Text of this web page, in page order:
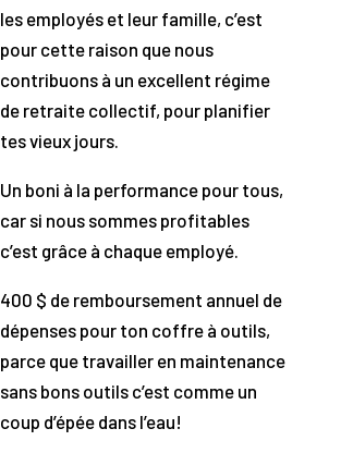
les employés et leur famille, c’est
pour cette raison que nous
contribuons à un excellent régime
de retraite collectif, pour planifier
tes vieux jours.
Un boni à la performance pour tous,
car si nous sommes profitables
c’est grâce à chaque employé.
400 $ de remboursement annuel de
dépenses pour ton coffre à outils,
parce que travailler en maintenance
sans bons outils c’est comme un
coup d’épée dans l’eau!